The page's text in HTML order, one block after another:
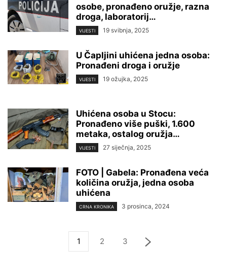
osobe, pronađeno oružje, razna
droga, laboratorij…
VIJESTI 19 svibnja, 2025
U Čapljini uhićena jedna osoba:
Pronađeni droga i oružje
VIJESTI 19 ožujka, 2025
Uhićena osoba u Stocu:
Pronađeno više puški, 1.600
metaka, ostalog oružja…
VIJESTI 27 siječnja, 2025
FOTO | Gabela: Pronađena veća
količina oružja, jedna osoba
uhićena
CRNA KRONIKA 3 prosinca, 2024
1 2 3